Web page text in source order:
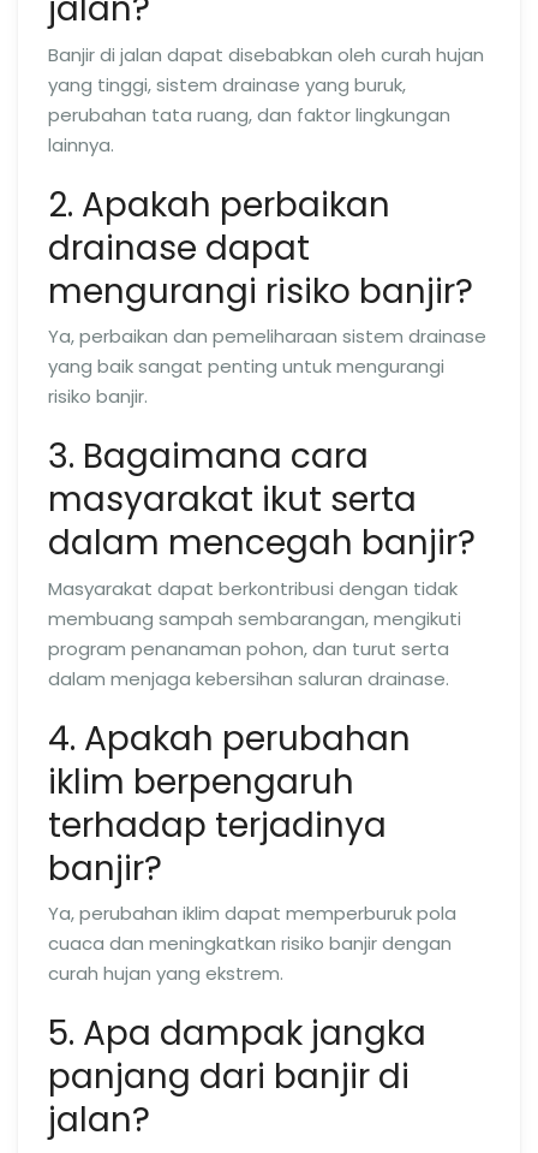
Banjir di jalan dapat disebabkan oleh curah hujan
yang tinggi, sistem drainase yang buruk,
perubahan tata ruang, dan faktor lingkungan
lainnya.
2. Apakah perbaikan
drainase dapat
mengurangi risiko banjir?
Ya, perbaikan dan pemeliharaan sistem drainase
yang baik sangat penting untuk mengurangi
risiko banjir.
3. Bagaimana cara
masyarakat ikut serta
dalam mencegah banjir?
Masyarakat dapat berkontribusi dengan tidak
membuang sampah sembarangan, mengikuti
program penanaman pohon, dan turut serta
dalam menjaga kebersihan saluran drainase.
4. Apakah perubahan
iklim berpengaruh
terhadap terjadinya
banjir?
Ya, perubahan iklim dapat memperburuk pola
cuaca dan meningkatkan risiko banjir dengan
curah hujan yang ekstrem.
5. Apa dampak jangka
panjang dari banjir di
jalan?